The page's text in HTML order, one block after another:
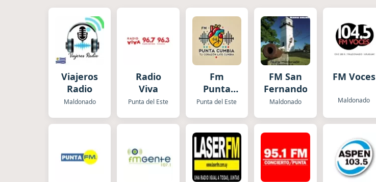
Viajeros
Radio
Maldonado
Radio
Viva
Punta del Este
Fm
Punta
Cumbia
Punta del Este
FM San
Fernando
Maldonado
FM Voces
Maldonado